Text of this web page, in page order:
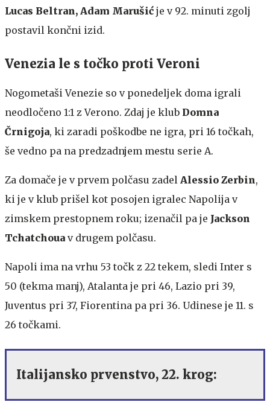
Lucas Beltran, Adam Marušić je v 92. minuti zgolj
postavil končni izid.
Venezia le s točko proti Veroni
Nogometaši Venezie so v ponedeljek doma igrali
neodločeno 1:1 z Verono. Zdaj je klub Domna
Črnigoja, ki zaradi poškodbe ne igra, pri 16 točkah,
še vedno pa na predzadnjem mestu serie A.
Za domače je v prvem polčasu zadel Alessio Zerbin,
ki je v klub prišel kot posojen igralec Napolija v
zimskem prestopnem roku; izenačil pa je Jackson
Tchatchoua v drugem polčasu.
Napoli ima na vrhu 53 točk z 22 tekem, sledi Inter s
50 (tekma manj), Atalanta je pri 46, Lazio pri 39,
Juventus pri 37, Fiorentina pa pri 36. Udinese je 11. s
26 točkami.
Italijansko prvenstvo, 22. krog: